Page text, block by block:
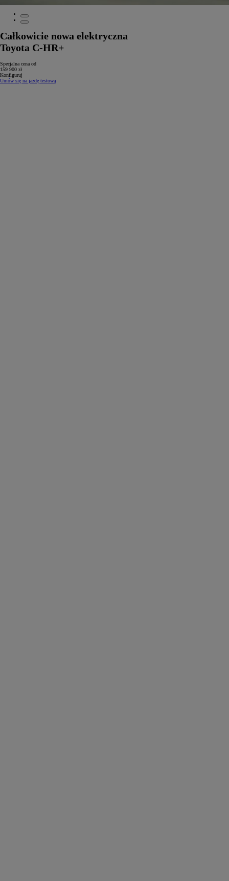
Całkowicie nowa elektryczna
Toyota C-HR+
Specjalna cena od
159 900 zł
Konfiguruj
Umów się na jazdę testową